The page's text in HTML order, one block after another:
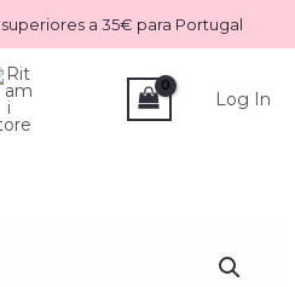
a 35€ para Portugal
Log In